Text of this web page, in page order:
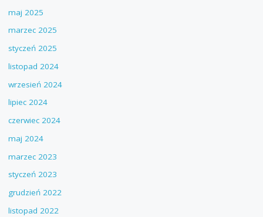
maj 2025
marzec 2025
styczeń 2025
listopad 2024
wrzesień 2024
lipiec 2024
czerwiec 2024
maj 2024
marzec 2023
styczeń 2023
grudzień 2022
listopad 2022